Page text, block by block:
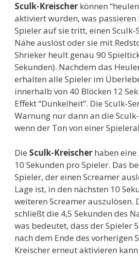
Sculk-Kreischer können
aktiviert wurden, was passieren
Spieler auf sie tritt, einen Sculk-
Nähe auslöst oder sie mit
Shrieker heult genau 90
Sekunden). Nachdem das
erhalten alle Spieler im
innerhalb von 40 Blöcken 12
Effekt “Dunkelheit”. Die Sculk-
Warnung nur dann an die
wenn der Ton von einer
Die Sculk-Kreischer haben
10 Sekunden pro Spieler. Das
Spieler, der einen Screamer
Lage ist, in den nächsten 10
weiteren Screamer auszulösen.
schließt die 4,5 Sekunden des
was bedeutet, dass der Spieler
nach dem Ende des vorherigen
Kreischer erneut aktivieren kann.